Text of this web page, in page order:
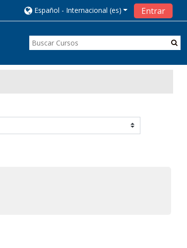
Español - Internacional ‎(es)‎ Entrar